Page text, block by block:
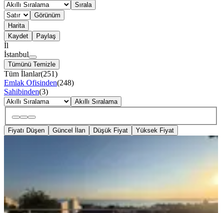
Sırala
Görünüm
Harita
Kaydet
Paylaş
İl
İstanbul
Tümünü Temizle
Tüm İlanlar(251)
Emlak Ofisinden(248)
Sahibinden(3)
Akıllı Sıralama
Fiyatı Düşen Güncel İlan Düşük Fiyat Yüksek Fiyat
29.07.2026
55.000 ₺